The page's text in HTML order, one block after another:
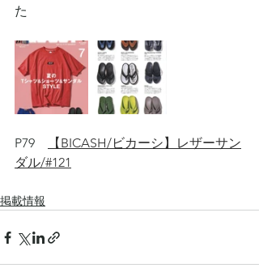
た
P79
【BICASH/ビカーシ】レザーサン
ダル/#121
掲載情報